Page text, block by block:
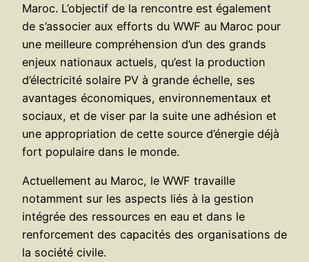
Maroc. L’objectif de la rencontre est également
de s’associer aux efforts du WWF au Maroc pour
une meilleure compréhension d’un des grands
enjeux nationaux actuels, qu’est la production
d’électricité solaire PV à grande échelle, ses
avantages économiques, environnementaux et
sociaux, et de viser par la suite une adhésion et
une appropriation de cette source d’énergie déjà
fort populaire dans le monde.
Actuellement au Maroc, le WWF travaille
notamment sur les aspects liés à la gestion
intégrée des ressources en eau et dans le
renforcement des capacités des organisations de
la société civile.